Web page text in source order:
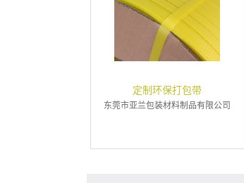
定制环保打包带
东莞市亚兰包装材料制品有限公司